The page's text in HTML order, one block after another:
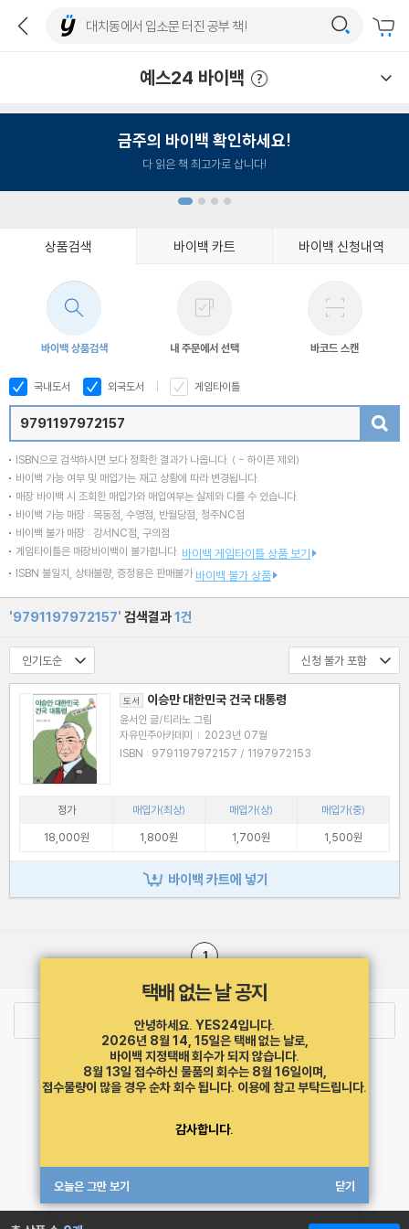
예스24 바이백
금주의 바이백 확인하세요!
다 읽은 책 최고가로 삽니다!
상품검색 바이백 카트 바이백 신청내역
바이백 상품검색 내 주문에서 선택 바코드 스캔
국내도서 외국도서 게임타이틀
ISBN으로 검색하시면 보다 정확한 결과가 나옵니다. ( - 하이픈 제외)
바이백 가능 여부 및 매입가는 재고 상황에 따라 변경됩니다.
매장 바이백 시 조회한 매입가와 매입여부는 실제와 다를 수 있습니다.
바이백 가능 매장 : 목동점, 수영점, 반월당점, 청주NC점
바이백 불가 매장 : 강서NC점, 구의점
게임타이틀은 매장바이백이 불가합니다. 바이백 게임타이틀 상품 보기
ISBN 불일치, 상태불량, 증정용은 판매불가 바이백 불가 상품
'9791197972157' 검색결과1건
도서 이승만 대한민국 건국 대통령
윤서인 글/티라노 그림
자유민주아카데미 | 2023년 07월
ISBN : 9791197972157 / 1197972153
정가 매입가(최상) 매입가(상)
매입가(중)
18,000원
1,800원 1,700원 1,500원
바이백 카트에 넣기
1
택배 없는 날 공지
안녕하세요. YES24입니다.
2026년 8월 14, 15일은 택배 없는 날로,
바이백 지정택배 회수가 되지 않습니다.
8월 13일 접수하신 물품의 회수는 8월 16일이며,
접수물량이 많을 경우 순차 회수 됩니다. 이용에 참고 부탁드립니다.
감사합니다.
오늘은 그만 보기 닫기
최근 본 상품
고객센터 1544-3800 티켓 1544-6399
중고샵 1566-4295
eBook 1:1문의/채팅상담
개인정보처리방침
도서홍보
광고
MATOM15